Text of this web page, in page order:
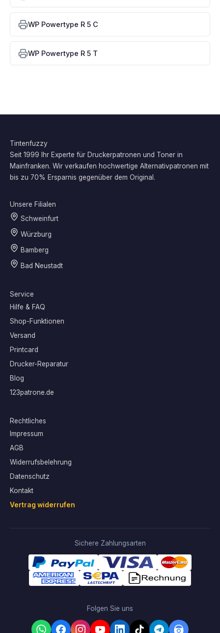
WP Powertype R 5 C
WP Powertype R 5 T
Tintenfuzzy
Seit 1999 Ihr Experte für Druckerpatronen und Toner in
Mainfranken. Wir verkaufen hochwertige Alternativpatronen mit
bis zu 70% Ersparnis gegenüber dem Original.
Unsere Filialen
Schweinfurt
Würzburg
Bamberg
Bad Neustadt
Service
Hilfe & FAQ
Shop-Funktionen
Versand
Printcard
Drucker-Reparatur
Blog
123patrone.de
Rechtliches
Impressum
AGB
Widerrufsbelehrung
Datenschutz
Kontakt
Vertrag widerrufen
Sichere Zahlungsarten
Folgen Sie uns